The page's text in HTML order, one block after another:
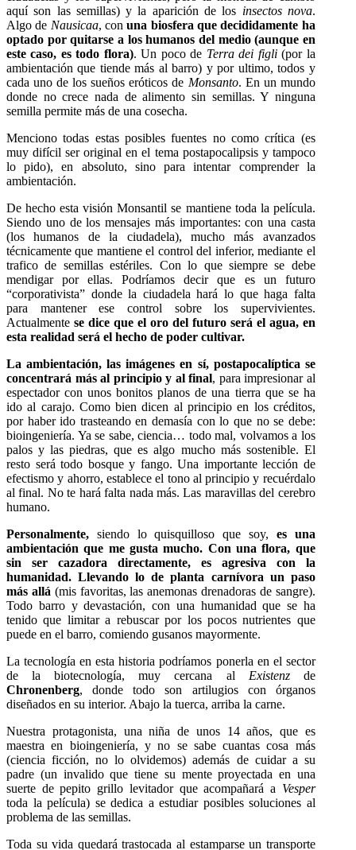
aquí son las semillas) y la aparición de los insectos nova.
Algo de Nausicaa, conuna biosfera que decididamente ha
optado por quitarse a los humanos del medio (aunque en
este caso, es todo flora). Un poco de Terra dei figli(por la
ambientación que tiende más al barro) y por ultimo, todos y
cada uno de los sueños eróticos de Monsanto. En un mundo
donde no crece nada de alimento sin semillas. Y ninguna
semilla permite más de una cosecha.
Menciono todas estas posibles fuentes no como crítica (es
muy difícil ser original en el tema postapocalipsis y tampoco
lo pido), en absoluto, sino para intentar comprender la
ambientación.
De hecho esta visión Monsantil se mantiene toda la película.
Siendo uno de los mensajes más importantes: con una casta
(los humanos de la ciudadela), mucho más avanzados
técnicamente que mantiene el control del inferior, mediante el
trafico de semillas estériles. Con lo que siempre se debe
mendigar por ellas. Podríamos decir que es un futuro
“corporativista” donde la ciudadela hará lo que haga falta
para mantener ese control sobre los supervivientes.
Actualmente se dice que el oro del futuro será el agua, en
esta realidad será el hecho de poder cultivar.
La ambientación, las imágenes en sí, postapocalíptica se
concentrará más al principio y al final, para impresionar al
espectador con unos bonitos planos de una tierra que se ha
ido al carajo. Como bien dicen al principio en los créditos,
por haber ido trasteando en demasía con lo que no se debe:
bioingeniería. Ya se sabe, ciencia… todo mal, volvamos a los
palos y las piedras, que es algo mucho más sostenible. El
resto será todo bosque y fango. Una importante lección de
efectismo y ahorro, establece el tono al principio y recuérdalo
al final. No te hará falta nada más. Las maravillas del cerebro
humano.
Personalmente, siendo lo quisquilloso que soy, es una
ambientación que me gusta mucho. Con una flora, que
sin ser cazadora directamente, es agresiva con la
humanidad. Llevando lo de planta carnívora un paso
más allá (mis favoritas, las anemonas drenadoras de sangre).
Todo barro y devastación, con una humanidad que se ha
tenido que limitar a rebuscar por los pocos nutrientes que
puede en el barro, comiendo gusanos mayormente.
La tecnología en esta historia podríamos ponerla en el sector
de la biotecnología, muy cercana al Existenzde
Chronenberg, donde todo son artilugios con órganos
diseñados en su interior. Abajo la tuerca, arriba la carne.
Nuestra protagonista, una niña de unos 14 años, que es
maestra en bioingeniería, y no se sabe cuantas cosa más
(ciencia ficción, no lo olvidemos) además de cuidar a su
padre (un invalido que tiene su mente proyectada en una
suerte de pepito grillo levitador que acompañará a Vesper
toda la película) se dedica a estudiar posibles soluciones al
problema de las semillas.
Toda su vida quedará trastocada al estamparse un transporte